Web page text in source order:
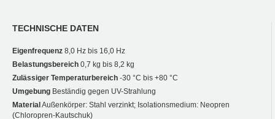
TECHNISCHE DATEN
Eigenfrequenz 8,0 Hz bis 16,0 Hz
Belastungsbereich 0,7 kg bis 8,2 kg
Zulässiger Temperaturbereich -30 °C bis +80 °C
Umgebung Beständig gegen UV-Strahlung
MaterialAußenkörper: Stahl verzinkt; Isolationsmedium: Neopren
(Chloropren-Kautschuk)